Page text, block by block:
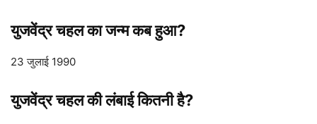
युजवेंद्र चहल का जन्म कब हुआ?
23 जुलाई 1990
युजवेंद्र चहल की लंबाई कितनी है?